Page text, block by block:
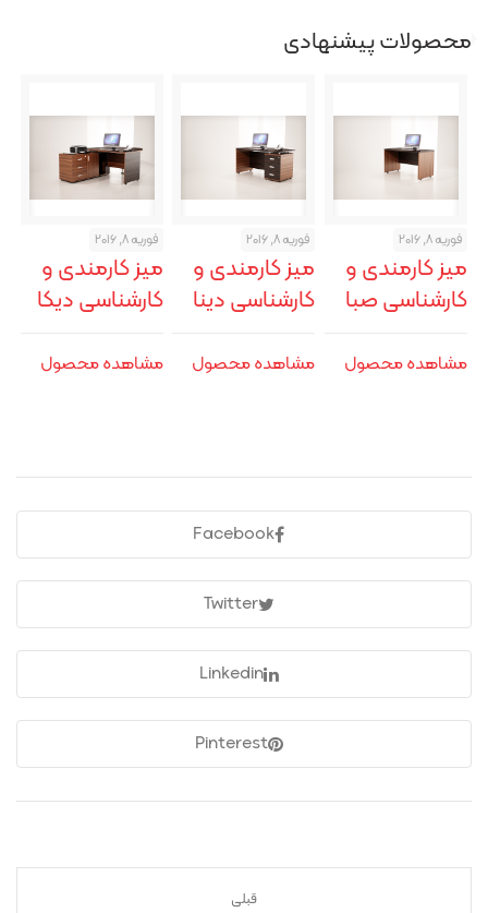
محصولات پیشنهادی
فوریه 8, 2016
میز کارمندی و
کارشناسی دیکا
مشاهده محصول
فوریه 8, 2016
میز کارمندی و
کارشناسی دینا
مشاهده محصول
فوریه 8, 2016
میز کارمندی و
کارشناسی صبا
مشاهده محصول
Facebook
Twitter
Linkedin
Pinterest
قبلی